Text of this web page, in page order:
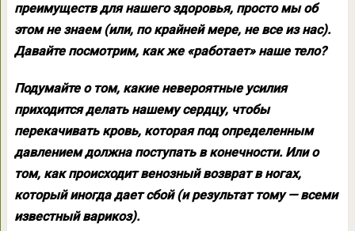
преимуществ для нашего здоровья, просто мы об
этом не знаем (или, по крайней мере, не все из нас).
Давайте посмотрим, как же «работает» наше тело?
Подумайте о том, какие невероятные усилия
приходится делать нашему сердцу, чтобы
перекачивать кровь, которая под определенным
давлением должна поступать в конечности. Или о
том, как происходит венозный возврат в ногах,
который иногда дает сбой (и результат тому — всеми
известный варикоз).